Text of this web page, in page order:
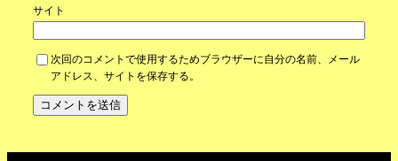
サイト
次回のコメントで使用するためブラウザーに自分の名前、メール
アドレス、サイトを保存する。